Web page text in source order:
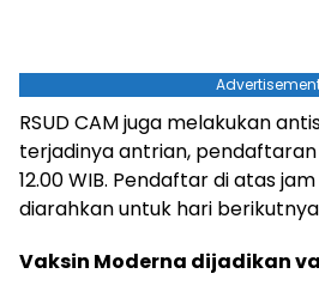
RSUD CAM juga melakukan
terjadinya antrian,
12.00 WIB. Pendaftar di atas
diarahkan untuk hari
Vaksin Moderna dijadikan